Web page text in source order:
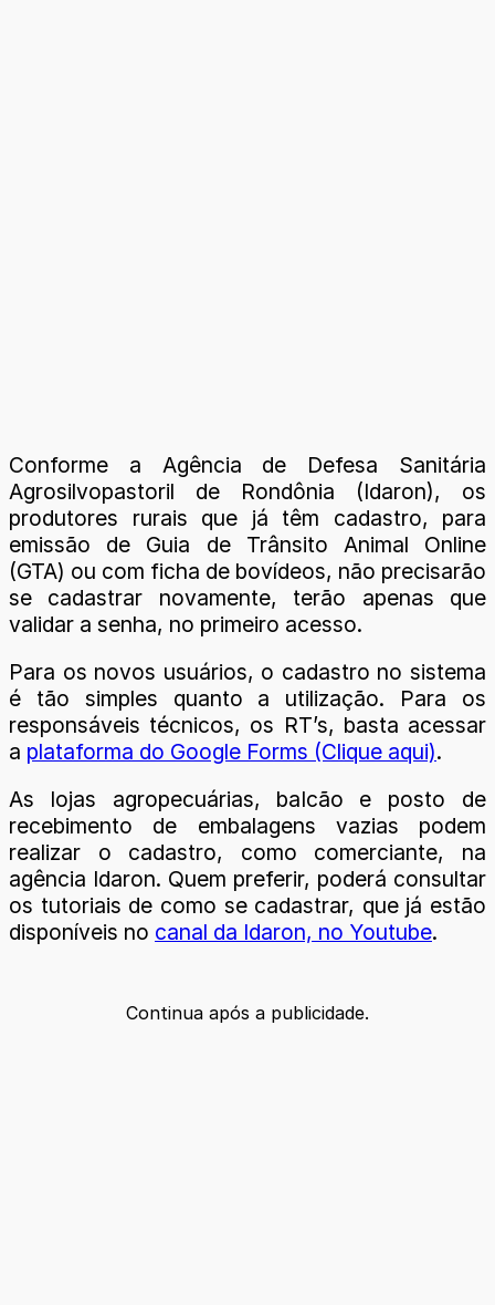
Conforme a Agência de Defesa Sanitária
Agrosilvopastoril de Rondônia (Idaron), os
produtores rurais que já têm cadastro, para
emissão de Guia de Trânsito Animal Online
(GTA) ou com ficha de bovídeos, não precisarão
se cadastrar novamente, terão apenas que
validar a senha, no primeiro acesso.
Para os novos usuários, o cadastro no sistema
é tão simples quanto a utilização. Para os
responsáveis técnicos, os RT’s, basta acessar
a plataforma do Google Forms (Clique aqui).
As lojas agropecuárias, balcão e posto de
recebimento de embalagens vazias podem
realizar o cadastro, como comerciante, na
agência Idaron. Quem preferir, poderá consultar
os tutoriais de como se cadastrar, que já estão
disponíveis no canal da Idaron, no Youtube.
Continua após a publicidade.